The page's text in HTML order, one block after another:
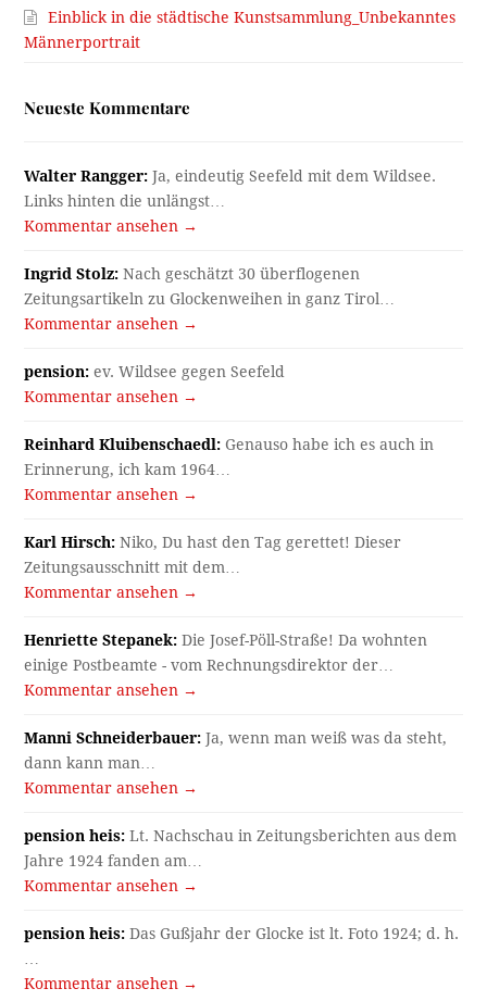
Einblick in die städtische Kunstsammlung_Unbekanntes
Männerportrait
Neueste Kommentare
Walter Rangger: Ja, eindeutig Seefeld mit dem Wildsee.
Links hinten die unlängst…
Kommentar ansehen →
Ingrid Stolz: Nach geschätzt 30 überflogenen
Zeitungsartikeln zu Glockenweihen in ganz Tirol…
Kommentar ansehen →
pension: ev. Wildsee gegen Seefeld
Kommentar ansehen →
Reinhard Kluibenschaedl: Genauso habe ich es auch in
Erinnerung, ich kam 1964…
Kommentar ansehen →
Karl Hirsch: Niko, Du hast den Tag gerettet! Dieser
Zeitungsausschnitt mit dem…
Kommentar ansehen →
Henriette Stepanek: Die Josef-Pöll-Straße! Da wohnten
einige Postbeamte - vom Rechnungsdirektor der…
Kommentar ansehen →
Manni Schneiderbauer: Ja, wenn man weiß was da steht,
dann kann man…
Kommentar ansehen →
pension heis: Lt. Nachschau in Zeitungsberichten aus dem
Jahre 1924 fanden am…
Kommentar ansehen →
pension heis: Das Gußjahr der Glocke ist lt. Foto 1924; d. h.
Kommentar ansehen →